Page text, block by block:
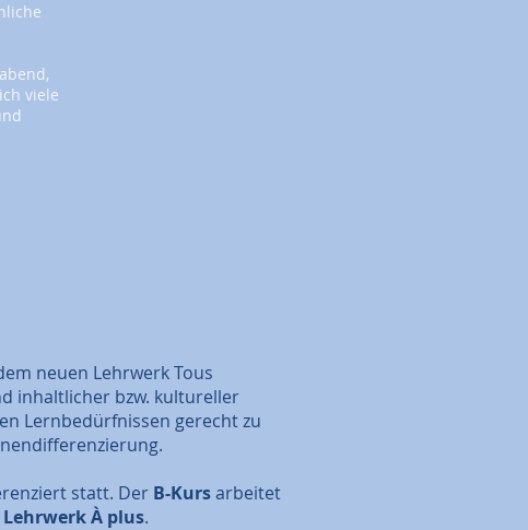
viele
neuen Lehrwerk Tous
inhaltlicher bzw. kultureller
Lernbedürfnissen gerecht zu
statt. Der B-Kursarbeitet
À plus.